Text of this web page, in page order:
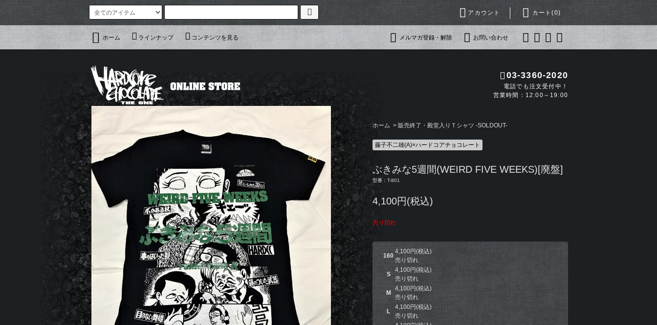
アカウント カート(0)
ホーム ラインナップ コンテンツを見る メルマガ登録・解除 お問い合わせ
03-3360-2020
電話でも注文受付中！
営業時間：12:00～19:00
ホーム > 販売終了・殿堂入りＴシャツ -SOLDOUT-
藤子不二雄(A)×ハードコアチョコレート
ぶきみな5週間(WEIRD FIVE WEEKS)[廃盤]
型番：T-801
4,100円(税込)
売り切れ
160
4,100円(税込)
売り切れ
S
4,100円(税込)
売り切れ
M
4,100円(税込)
売り切れ
L
4,100円(税込)
売り切れ